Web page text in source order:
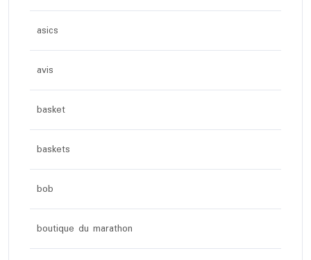
asics
avis
basket
baskets
bob
boutique du marathon